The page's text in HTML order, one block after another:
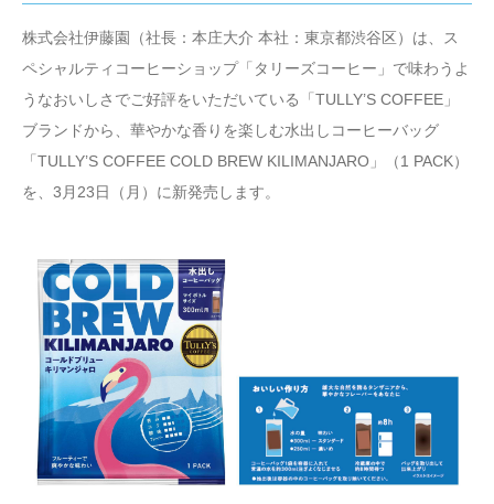
株式会社伊藤園（社長：本庄大介 本社：東京都渋谷区）は、ス
ペシャルティコーヒーショップ「タリーズコーヒー」で味わうよ
うなおいしさでご好評をいただいている「TULLY’S COFFEE」
ブランドから、華やかな香りを楽しむ水出しコーヒーバッグ
「TULLY’S COFFEE COLD BREW KILIMANJARO」（1 PACK）
を、3月23日（月）に新発売します。